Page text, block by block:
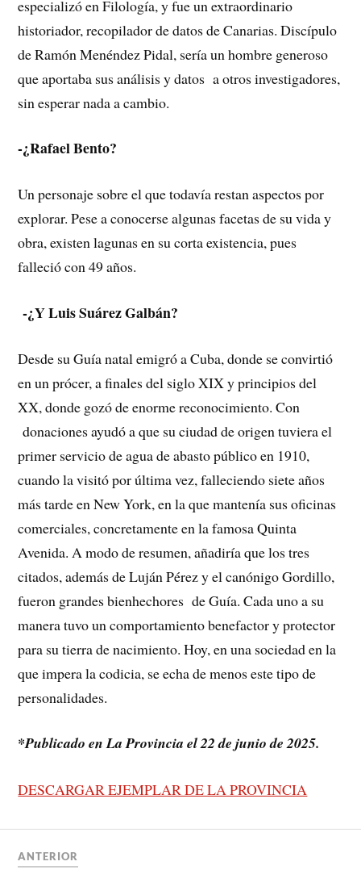
especializó en Filología, y fue un extraordinario
historiador, recopilador de datos de Canarias. Discípulo
de Ramón Menéndez Pidal, sería un hombre generoso
que aportaba sus análisis y datos a otros investigadores,
sin esperar nada a cambio.
-¿Rafael Bento?
Un personaje sobre el que todavía restan aspectos por
explorar. Pese a conocerse algunas facetas de su vida y
obra, existen lagunas en su corta existencia, pues
falleció con 49 años.
-¿Y Luis Suárez Galbán?
Desde su Guía natal emigró a Cuba, donde se convirtió
en un prócer, a finales del siglo XIX y principios del
XX, donde gozó de enorme reconocimiento. Con
donaciones ayudó a que su ciudad de origen tuviera el
primer servicio de agua de abasto público en 1910,
cuando la visitó por última vez, falleciendo siete años
más tarde en New York, en la que mantenía sus oficinas
comerciales, concretamente en la famosa Quinta
Avenida. A modo de resumen, añadiría que los tres
citados, además de Luján Pérez y el canónigo Gordillo,
fueron grandes bienhechores de Guía. Cada uno a su
manera tuvo un comportamiento benefactor y protector
para su tierra de nacimiento. Hoy, en una sociedad en la
que impera la codicia, se echa de menos este tipo de
personalidades.
*Publicado en La Provincia el 22 de junio de 2025.
DESCARGAR EJEMPLAR DE LA PROVINCIA
ANTERIOR